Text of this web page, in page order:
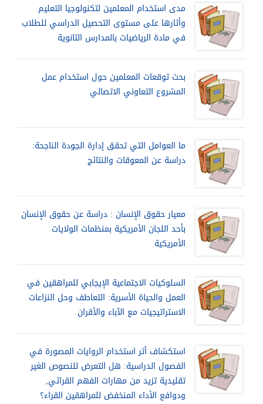
مدى استخدام المعلمين لتكنولوجيا التعليم
وأثارها على مستوى التحصيل الدراسي للطلاب
في مادة الرياضيات بالمدارس الثانوية
بحث توقعات المعلمين حول استخدام عمل
المشروع التعاوني الاتصالي
ما العوامل التي تحقق إدارة الجودة الناجحة:
دراسة عن المعوقات والنتائج
معيار حقوق الإنسان : دراسة عن حقوق الإنسان
بأحد اللجان الأمريكية بمنظمات الولايات
الأمريكية
السلوكيات الاجتماعية الإيجابي للمراهقين في
العمل والحياة الأسرية: التعاطف وحل النزاعات
الاستراتيجيات مع الآباء والأقران
استكشاف أثر استخدام الروايات المصورة في
الفصول الدراسية: هل التعرض للنصوص الغير
تقليدية تزيد من مهارات الفهم القرائي,
ودوافع الأداء المنخفض للمراهقين القراء؟